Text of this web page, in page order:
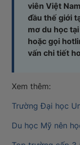
viên Việt
đầu thế giới
mơ du học
hoặc gọi
vấn chi tiết
Xem thêm:
Trường Đại học
Du học Mỹ nên